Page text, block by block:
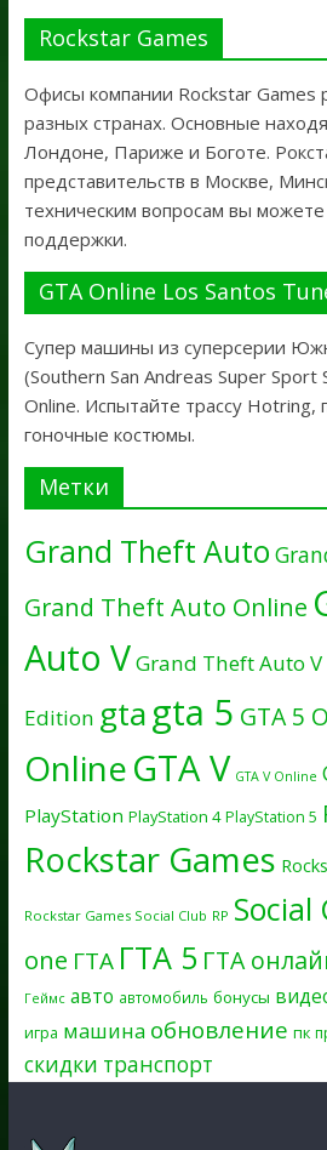
Rockstar Games
Офисы компании Rockstar Games
разных странах. Основные
Лондоне, Париже и Боготе.
представительств в Москве,
техническим вопросам вы
поддержки.
GTA Online Los Santos
Супер машины из суперсерии
(Southern San Andreas Super Sport
Online. Испытайте трассу Hotring,
гоночные костюмы.
Метки
Grand Theft Auto
Grand Theft Auto Online
Auto VGrand Theft Auto
Edition gtagta 5 GTA 5
OnlineGTA V GTA V Online
PlayStation PlayStation 4 PlayStation 5
Rockstar Games
Rockstar Games Social Club RP Social
one ГТА ГТА 5 ГТА
Геймс авто автомобиль бонусы
игра машина обновление пк
скидки транспорт